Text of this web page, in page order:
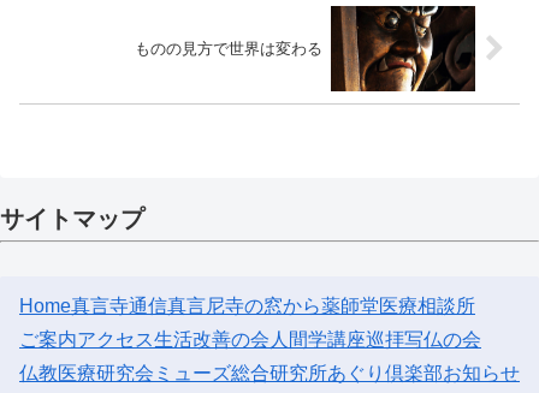
ものの見方で世界は変わる
サイトマップ
Home真言寺通信真言尼寺の窓から薬師堂医療相談所
ご案内アクセス生活改善の会 人間学講座巡拝写仏の会
仏教医療研究会 ミューズ総合研究所あぐり倶楽部お知らせ